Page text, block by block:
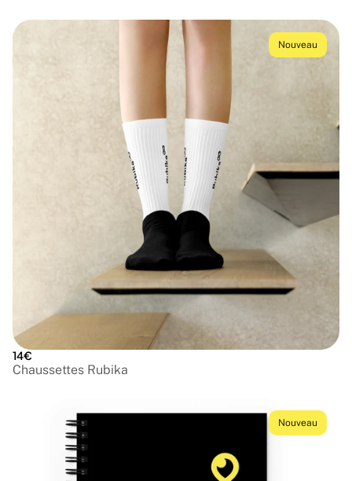
Nouveau
14€
Chaussettes Rubika
Nouveau